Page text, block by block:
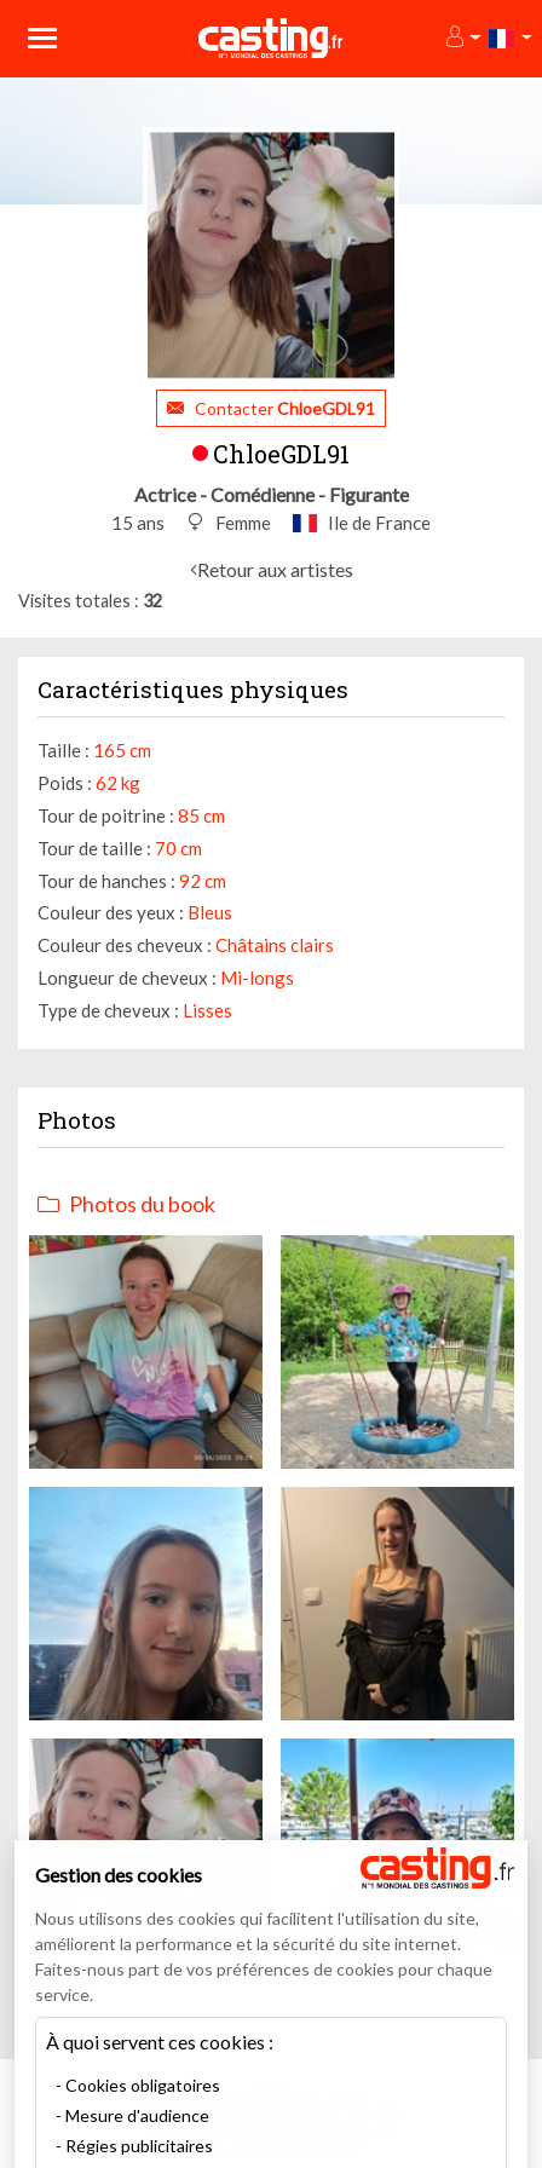
ContacterChloeGDL91
ChloeGDL91
Actrice - Comédienne - Figurante
15 ans Femme Ile de France
Retour aux artistes
Visites totales 32
Caractéristiques physiques
Taille : 165 cm
Poids : 62 kg
Tour de poitrine : 85 cm
Tour de taille : 70 cm
Tour de hanches : 92 cm
Couleur des yeux : Bleus
Couleur des cheveux : Châtains clairs
Longueur de cheveux : Mi-longs
Type de cheveux : Lisses
Photos
Photos du book
Gestion des cookies
Nous utilisons des cookies qui facilitent l'utilisation du site,
améliorent la performance et la sécurité du site internet.
Faites-nous part de vos préférences de cookies pour chaque
service.
À quoi servent ces cookies :
Cookies obligatoires
Mesure d'audience
Régies publicitaires